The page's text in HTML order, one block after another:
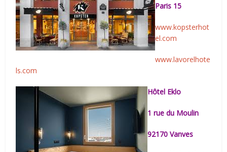
Paris 15
www.kopsterhot
el.com
www.lavorelhote
ls.com
Hôtel Eklo
1 rue du Moulin
92170 Vanves